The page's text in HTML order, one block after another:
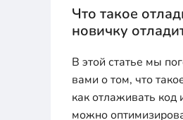
Что такое
новичку
В этой статье мы
вами о том, что
как отлаживать код
можно